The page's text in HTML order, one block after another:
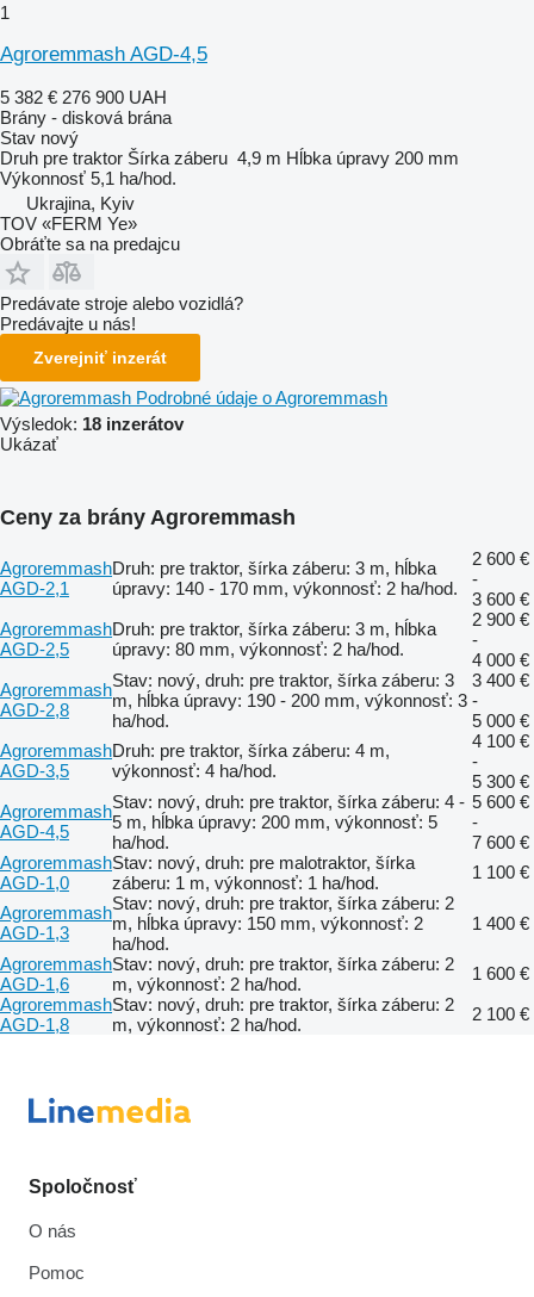
1
Agroremmash AGD-4,5
5 382 € 276 900 UAH
Brány - disková brána
Stav nový
Druh pre traktor Šírka záberu 4,9 m Hĺbka úpravy 200 mm
Výkonnosť 5,1 ha/hod.
Ukrajina, Kyiv
TOV «FERM Ye»
Obráťte sa na predajcu
Predávate stroje alebo vozidlá?
Predávajte u nás!
Zverejniť inzerát
Podrobné údaje o Agroremmash
Výsledok: 18 inzerátov
Ukázať
Ceny za brány Agroremmash
Agroremmash
AGD-2,1
Druh: pre traktor, šírka záberu: 3 m, hĺbka
úpravy: 140 - 170 mm, výkonnosť: 2 ha/hod.
2 600 €
-
3 600 €
Agroremmash
AGD-2,5
Druh: pre traktor, šírka záberu: 3 m, hĺbka
úpravy: 80 mm, výkonnosť: 2 ha/hod.
2 900 €
-
4 000 €
Agroremmash
AGD-2,8
Stav: nový, druh: pre traktor, šírka záberu: 3
m, hĺbka úpravy: 190 - 200 mm, výkonnosť: 3
ha/hod.
3 400 €
-
5 000 €
Agroremmash
AGD-3,5
Druh: pre traktor, šírka záberu: 4 m,
výkonnosť: 4 ha/hod.
4 100 €
-
5 300 €
Agroremmash
AGD-4,5
Stav: nový, druh: pre traktor, šírka záberu: 4 -
5 m, hĺbka úpravy: 200 mm, výkonnosť: 5
ha/hod.
5 600 €
-
7 600 €
Agroremmash
AGD-1,0
Stav: nový, druh: pre malotraktor, šírka
záberu: 1 m, výkonnosť: 1 ha/hod.
1 100 €
Agroremmash
AGD-1,3
Stav: nový, druh: pre traktor, šírka záberu: 2
m, hĺbka úpravy: 150 mm, výkonnosť: 2
ha/hod.
1 400 €
Agroremmash
AGD-1,6
Stav: nový, druh: pre traktor, šírka záberu: 2
m, výkonnosť: 2 ha/hod.
1 600 €
Agroremmash
AGD-1,8
Stav: nový, druh: pre traktor, šírka záberu: 2
m, výkonnosť: 2 ha/hod.
2 100 €
Spoločnosť
O nás
Pomoc